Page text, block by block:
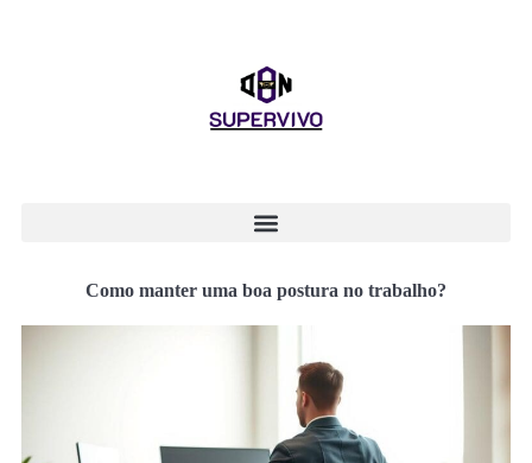
Como manter uma boa postura no trabalho?